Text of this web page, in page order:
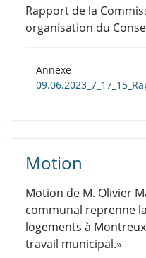
Rapport de la
organisation du
Annexe
Motion
Motion de M. Olivier
communal reprenne
logements à
travail municipal.»